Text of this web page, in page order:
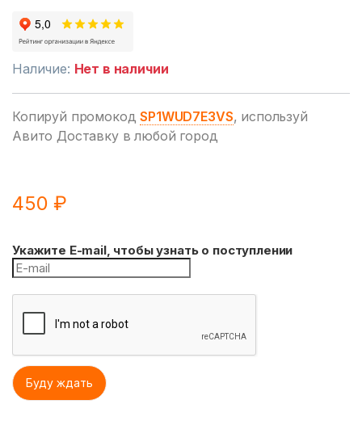
Наличие: Нет в наличии
Копируй промокодSP1WUD7E3VS, используй
Авито Доставку в любой город
450₽
Укажите E-mail, чтобы узнать о поступлении